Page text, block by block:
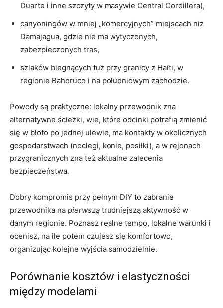
Duarte i inne szczyty w masywie Central Cordillera),
canyoningów w mniej „komercyjnych” miejscach niż
Damajagua, gdzie nie ma wytyczonych,
zabezpieczonych tras,
szlaków biegnących tuż przy granicy z Haiti, w
regionie Bahoruco i na południowym zachodzie.
Powody są praktyczne: lokalny przewodnik zna
alternatywne ścieżki, wie, które odcinki potrafią zmienić
się w błoto po jednej ulewie, ma kontakty w okolicznych
gospodarstwach (noclegi, konie, posiłki), a w rejonach
przygranicznych zna też aktualne zalecenia
bezpieczeństwa.
Dobry kompromis przy pełnym DIY to zabranie
przewodnika na pierwszą trudniejszą aktywność w
danym regionie. Poznasz realne tempo, lokalne warunki i
ocenisz, na ile potem czujesz się komfortowo,
organizując kolejne wyjścia samodzielnie.
Porównanie kosztów i elastyczności
między modelami